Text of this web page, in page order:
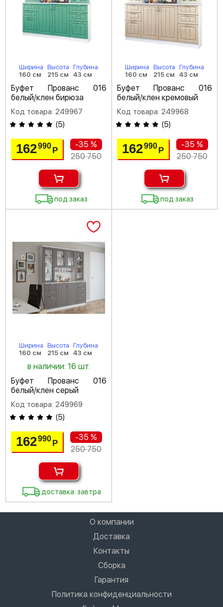
Ширина
160 см
Высота
215 см
Глубина
43 см
Буфет Прованс 016
белый/клен бирюза
Код товара: 249967
(5)
162990Р
-35 %
250 750
под заказ
Ширина
160 см
Высота
215 см
Глубина
43 см
Буфет Прованс 016
белый/клен кремовый
Код товара: 249968
(5)
162990 Р
-35 %
250 750
под заказ
Ширина
160 см
Высота
215 см
Глубина
43 см
в наличии: 16 шт.
Буфет Прованс 016
белый/клен серый
Код товара: 249969
(5)
162990Р
-35 %
250 750
доставка: завтра
О компании
Доставка
Контакты
Сборка
Гарантия
Политика конфиденциальности